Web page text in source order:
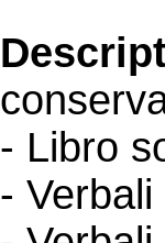
- Libro
-